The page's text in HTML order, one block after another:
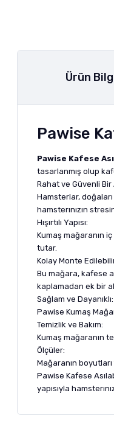
Ürün
Pawise
Pawise Kafese
tasarlanmış olup
Rahat ve Güvenli Bir
Hamsterlar,
hamsterınızın
Hışırtılı Yapısı:
Kumaş mağaranın
tutar.
Kolay Monte
Bu mağara, kafese
kaplamadan ek bir
Sağlam ve Dayanıklı:
Pawise Kumaş
Temizlik ve Bakım:
Kumaş mağaranın
Ölçüler:
Mağaranın
Pawise Kafese
yapısıyla